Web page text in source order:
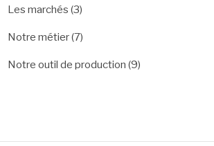
Les marchés (3)
Notre métier(7)
Notre outil de production (9)